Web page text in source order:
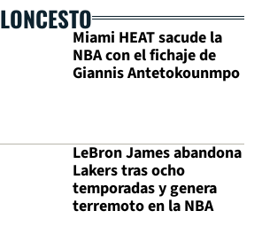
Miami HEAT sacude la
NBA con el fichaje de
Giannis Antetokounmpo
LeBron James abandona
Lakers tras ocho
temporadas y genera
terremoto en la NBA